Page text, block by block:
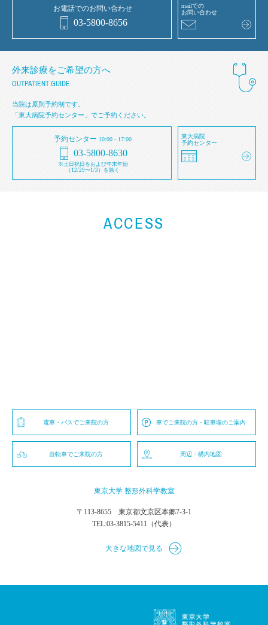
お電話でのお問い合わせ
03-5800-8656
mailでの
お問い合わせ
外来診療をご希望の方へ
OUTPATIENT GUIDE
当院は原則予約制です。
「東大病院予約センター」でご予約ください。
予約センター 10:00 - 17:00
03-5800-8630
※土日祝日をおよび年末年始
（12/29〜1/3）を除く
東大病院
予約センター
ACCESS
電車・バスでご来院の方 車でご来院の方・駐車場のご案内
自転車でご来院の方 周辺・構内地図
東京大学 整形外科学教室
〒113-8655 東京都文京区本郷7-3-1
TEL:03-3815-5411 （代表）
大きな地図で見る